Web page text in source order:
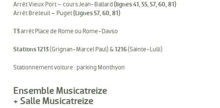
Arrêt Vieux Port – cours Jean-Ballard (lignes 41, 55, 57, 60, 81)
Arrêt Breteuil – Puget(Lignes 57, 60, 81)
T3arrêt Place de Rome ou Rome-Davso
Stations 1213(Grignan-Marcel Paul) & 1216(Sainte-Lulli)
Stationnement voiture : parking Monthyon
Ensemble Musicatreize
+ Salle Musicatreize